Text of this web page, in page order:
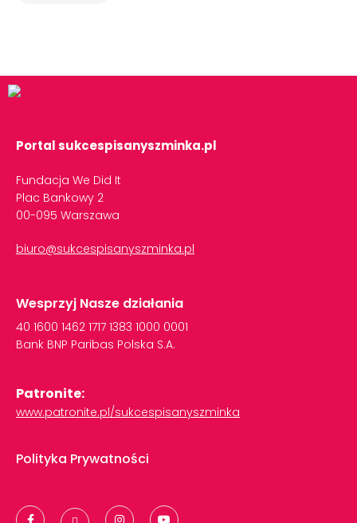
Portal sukcespisanyszminka.pl
Fundacja We Did It
Plac Bankowy 2
00-095 Warszawa
biuro@sukcespisanyszminka.pl
Wesprzyj Nasze działania
40 1600 1462 1717 1383 1000 0001
Bank BNP Paribas Polska S.A.
Patronite:
www.patronite.pl/sukcespisanyszminka
Polityka Prywatności